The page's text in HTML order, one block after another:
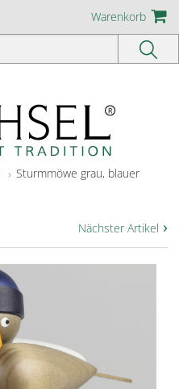
Warenkorb
Sturmmöwe grau, blauer
Nächster Artikel ›